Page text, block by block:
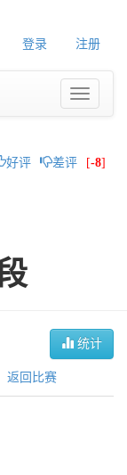
登录 注册
好评 差评 [-8]
统计
返回比赛